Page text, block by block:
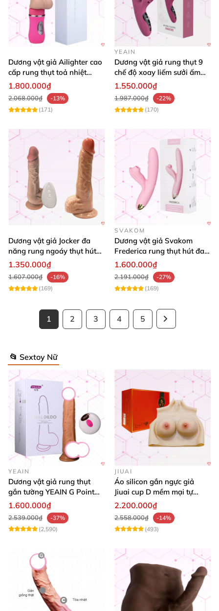
Dương vật giả Ailighter cao
cấp rung thụt toả nhiệt
mềm mại kích thích
1.800.000₫
2.068.000₫
-13%
(171)
YEAIN
Dương vật giả rung thụt 9
chế độ xoay liếm sưởi ấm
cao cấp Yeain
1.550.000₫
1.987.000₫
-22%
(170)
Dương vật giả Jocker đa
năng rung ngoáy thụt hút
tường tỏa nhiệt
1.350.000₫
1.607.000₫
-16%
(169)
SVAKOM
Dương vật giả Svakom
Frederica rung thụt hút đa
năng silicon cao cấp
1.600.000₫
2.191.000₫
-27%
(169)
1 2 3 4 5
📂 Sextoy Nữ
YEAIN
Dương vật giả rung thụt
gắn tường YEAIN G Point
tỏa nhiệt điều khiển từ xa
1.600.000₫
2.539.000₫
-37%
(2,590)
JIUAI
Áo silicon gắn ngực giả
Jiuai cup D mềm mại tự
nhiên đẹp
2.200.000₫
2.558.000₫
-14%
(493)